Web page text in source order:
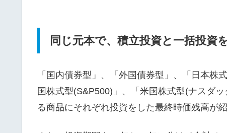
同じ元本で、積立投資と一括投資
「国内債券型」、「外国債券型」、「日本株
国株式型(S&P500)」、「米国株式型(ナスダ
る商品にそれぞれ投資をした最終時価残高が